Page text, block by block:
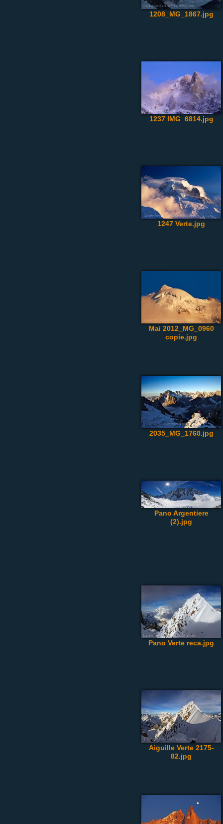
1208_MG_1867.jpg
1237 IMG_6814.jpg
1247 Verte.jpg
Mai 2012_MG_0960
copie.jpg
2035_MG_1760.jpg
Pano Argentiere
(2).jpg
Pano Verte reca.jpg
Aiguille Verte 2175-
82.jpg